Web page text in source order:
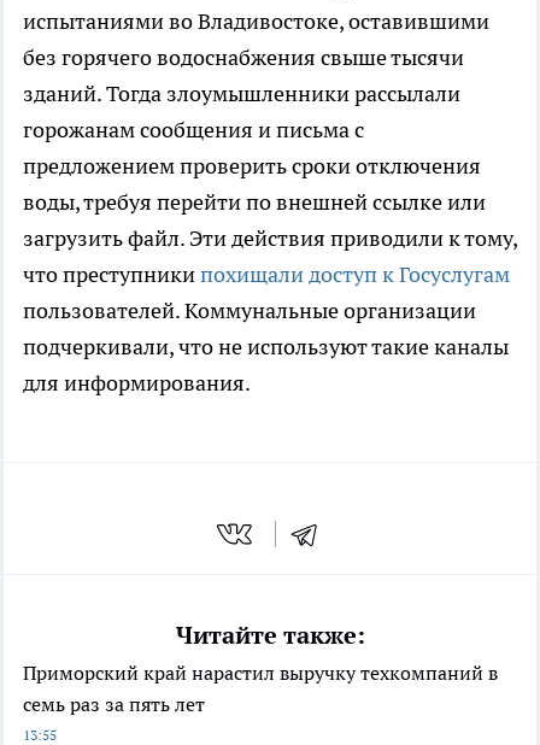
испытаниями во Владивостоке, оставившими
без горячего водоснабжения свыше тысячи
зданий. Тогда злоумышленники рассылали
горожанам сообщения и письма с
предложением проверить сроки отключения
воды, требуя перейти по внешней ссылке или
загрузить файл. Эти действия приводили к тому,
что преступникипохищали доступ к Госуслугам
пользователей. Коммунальные организации
подчеркивали, что не используют такие каналы
для информирования.
Читайте также:
Приморский край нарастил выручку техкомпаний в
семь раз за пять лет
13:55